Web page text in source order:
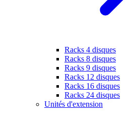
Racks 4 disques
Racks 8 disques
Racks 9 disques
Racks 12 disques
Racks 16 disques
Racks 24 disques
Unités d'extension